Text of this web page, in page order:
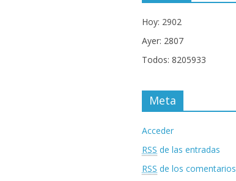
Hoy: 2902
Ayer: 2807
Todos: 8205933
Meta
Acceder
RSS de las entradas
RSS de los comentarios